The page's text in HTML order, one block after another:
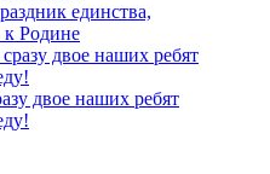
единства,
к Родине
двое наших ребят